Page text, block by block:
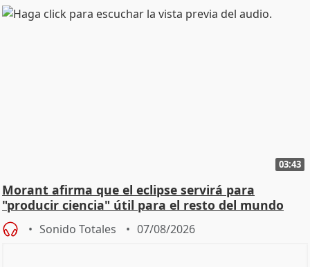
03:43
Morant afirma que el eclipse servirá para
"producir ciencia" útil para el resto del mundo
Sonido Totales 07/08/2026